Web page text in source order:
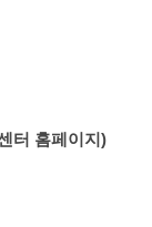
터 홈페이지)